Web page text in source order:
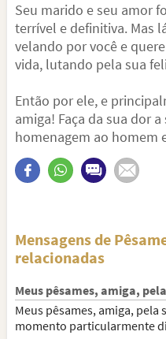
Seu marido e seu amor
terrível e definitiva. Mas
velando por você e
vida, lutando pela sua
Então por ele, e
amiga! Faça da sua dor
homenagem ao homem
Mensagens de
relacionadas
Meus pêsames, amiga,
Meus pêsames, amiga, pela
momento particularmente